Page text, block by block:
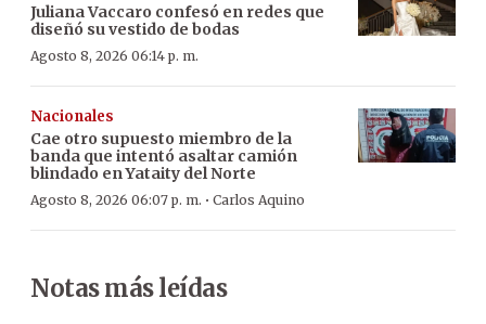
Juliana Vaccaro confesó en redes que
diseñó su vestido de bodas
Agosto 8, 2026 06:14 p. m.
Nacionales
Cae otro supuesto miembro de la
banda que intentó asaltar camión
blindado en Yataity del Norte
Agosto 8, 2026 06:07 p. m. · Carlos Aquino
Notas más leídas